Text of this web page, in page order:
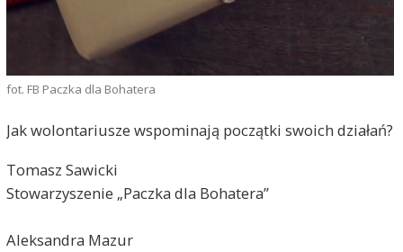
fot. FB Paczka dla Bohatera
Jak wolontariusze wspominają początki swoich działań?
Tomasz Sawicki
Stowarzyszenie „Paczka dla Bohatera”
Aleksandra Mazur